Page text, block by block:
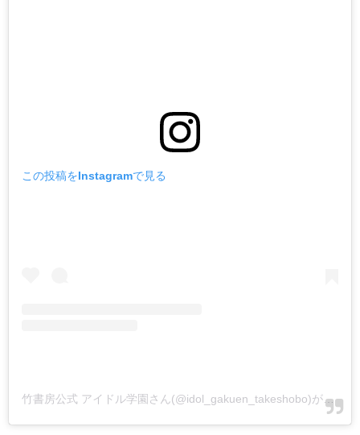
この投稿をInstagramで見る
竹書房公式 アイドル学園さん(@idol_gakuen_takeshobo)がシェアした投稿